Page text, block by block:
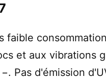
faible
et aux vibrations
Pas d'émission